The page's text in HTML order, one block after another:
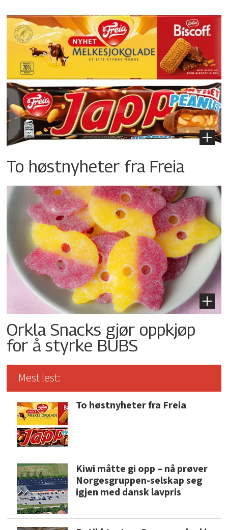
To høstnyheter fra Freia
Orkla Snacks gjør oppkjøp
for å styrke BUBS
Mest lest:
To høstnyheter fra Freia
Kiwi måtte gi opp – nå prøver
Norgesgruppen-selskap seg
igjen med dansk lavpris